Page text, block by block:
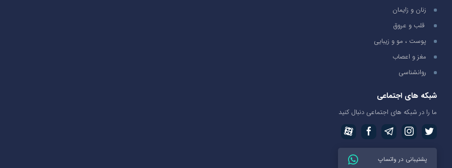
زنان و زایمان
قلب و عروق
پوست ، مو و زیبایی
مغز و اعصاب
روانشناسی
شبکه های اجتماعی
ما را در شبکه های اجتماعی دنبال کنید
پشتیبانی در واتساپ